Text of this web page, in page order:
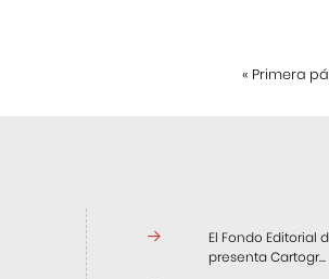
« Primera
El Fondo Editorial
presenta Cartogr...